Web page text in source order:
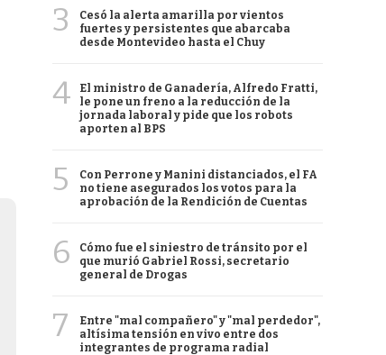
3
Cesó la alerta amarilla por vientos
fuertes y persistentes que abarcaba
desde Montevideo hasta el Chuy
4
El ministro de Ganadería, Alfredo Fratti,
le pone un freno a la reducción de la
jornada laboral y pide que los robots
aporten al BPS
5
Con Perrone y Manini distanciados, el FA
no tiene asegurados los votos para la
aprobación de la Rendición de Cuentas
6
Cómo fue el siniestro de tránsito por el
que murió Gabriel Rossi, secretario
general de Drogas
7
Entre "mal compañero" y "mal perdedor",
altísima tensión en vivo entre dos
integrantes de programa radial